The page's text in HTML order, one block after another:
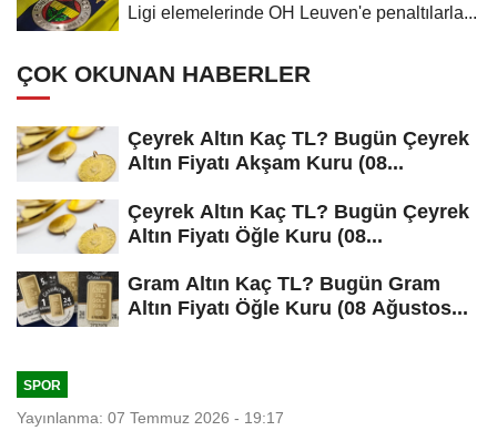
Ligi elemelerinde OH Leuven'e penaltılarla...
ÇOK OKUNAN HABERLER
Çeyrek Altın Kaç TL? Bugün Çeyrek
Altın Fiyatı Akşam Kuru (08...
Çeyrek Altın Kaç TL? Bugün Çeyrek
Altın Fiyatı Öğle Kuru (08...
Gram Altın Kaç TL? Bugün Gram
Altın Fiyatı Öğle Kuru (08 Ağustos...
SPOR
Yayınlanma: 07 Temmuz 2026 - 19:17